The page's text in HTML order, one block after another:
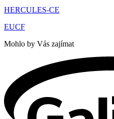
HERCULES-CE
EUCF
Mohlo by Vás zajímat